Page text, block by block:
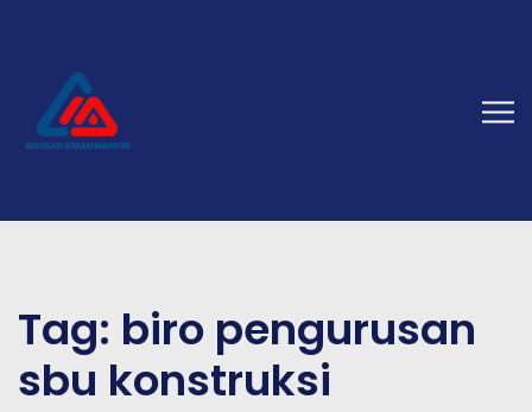
Tag: biro pengurusan
sbu konstruksi